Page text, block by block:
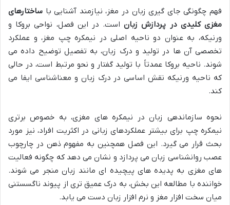
فهم چگونگی جای گیری زبان در مغز، نیازمند آشنایی با ساختارهای
مغزی کلیدی در پردازش زباناست. در این فصل، نواحی بروکا و
ورنیکه، به عنوان دو ناحیه اصلی در نیمکره چپ مغز، و عملکرد
تخصصی آن ها در تولید و درک زبان، به تفصیل توضیح داده می
شوند. ناحیه بروکا عمدتاً با تولید گفتار و نحو مرتبط است، در حالی
که ناحیه ورنیکه نقش اساسی در درک زبان و معناشناسی ایفا می
کند.
نحوه سازماندهی زبان در نیمکره های مغزی، به خصوص برتری
نیمکره چپ برای بیشتر عملکردهای زبانی در اکثریت افراد، نیز مورد
بحث قرار می گیرد. این فصل همچنین به مفهوم ذهن در چارچوب
عصب روانشناسی زبان می پردازد و نشان می دهد که چگونه فعالیت
های مغزی به پدیده های پیچیده ای مانند زبان منجر می شوند.
خواننده با مطالعه این بخش، به درک عمیق تری از پیوند ناگسستنی
میان سخت افزار مغز و نرم افزار زبان دست می یابد.